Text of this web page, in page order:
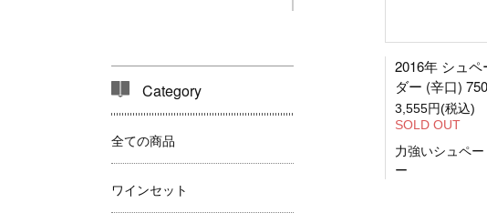
2016年 シュ
ダー (辛口)
3,555円(税込)
SOLD OUT
力強いシュペ
ー
Category
全ての商品
ワインセット